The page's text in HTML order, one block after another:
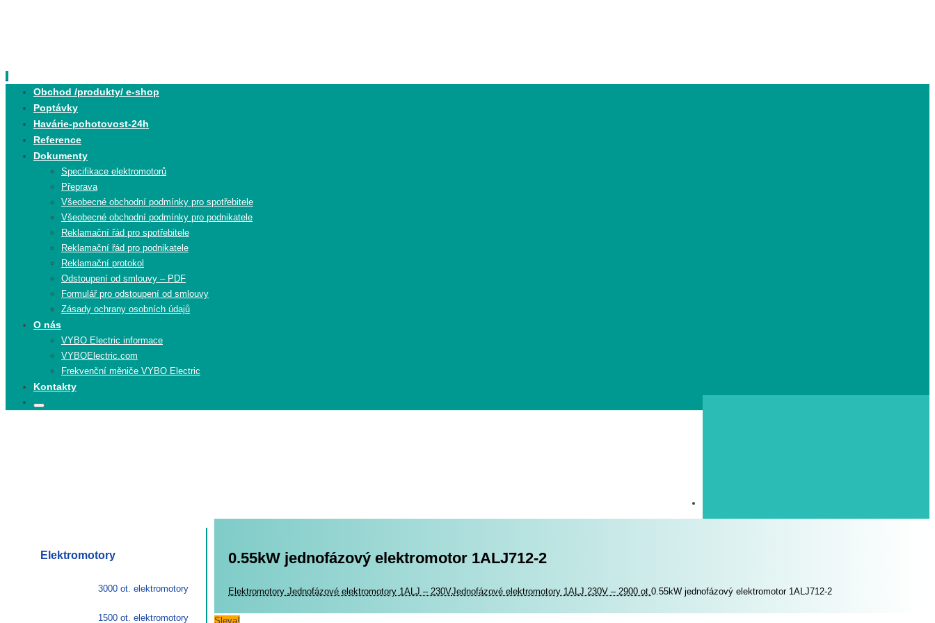
content
Obchod /produkty/ e-shop
Poptávky
Havárie-pohotovost-24h
Reference
Dokumenty
Specifikace elektromotorů
Přeprava
Všeobecné obchodní podmínky pro spotřebitele
Všeobecné obchodní podmínky pro podnikatele
Reklamační řád pro spotřebitele
Reklamační řád pro podnikatele
Reklamační protokol
Odstoupení od smlouvy – PDF
Formulář pro odstoupení od smlouvy
Zásady ochrany osobních údajů
O nás
VYBO Electric informace
VYBOElectric.com
Frekvenční měniče VYBO Electric
Kontakty
Search
Search
0.55kW jednofázový elektromotor 1ALJ712-2
Elektromotory Elektromotory
Jednofázové elektromotory 1ALJ – 230VJednofázové elektromotory 1ALJ 230V – 2900 ot. 0.55kW jednofázový elektromotor 1ALJ712-2
Sleva!
Elektromotory
3000 ot. elektromotory
1500 ot. elektromotory